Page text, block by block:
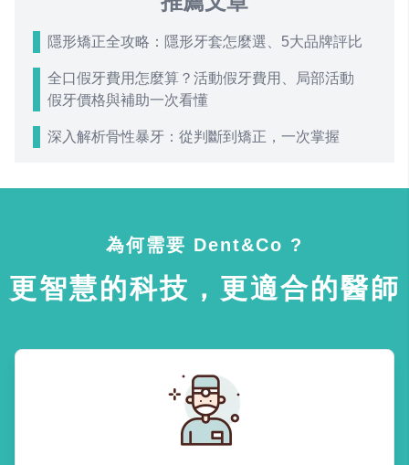
隱形矯正全攻略：隱形牙套怎麼選、5大品牌評比
全口假牙費用怎麼算？活動假牙費用、局部活動
假牙價格與補助一次看懂
深入解析骨性暴牙：從判斷到矯正，一次掌握
為何需要 Dent&Co ?
更智慧的科技，更適合的醫師